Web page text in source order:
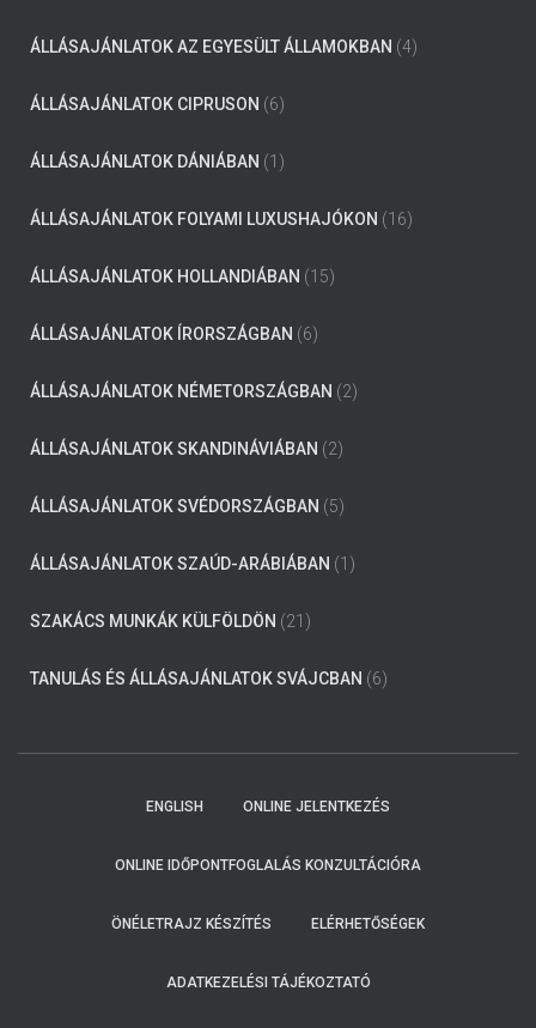
ÁLLÁSAJÁNLATOK AZ EGYESÜLT ÁLLAMOKBAN (4)
ÁLLÁSAJÁNLATOK CIPRUSON (6)
ÁLLÁSAJÁNLATOK DÁNIÁBAN (1)
ÁLLÁSAJÁNLATOK FOLYAMI LUXUSHAJÓKON (16)
ÁLLÁSAJÁNLATOK HOLLANDIÁBAN (15)
ÁLLÁSAJÁNLATOK ÍRORSZÁGBAN (6)
ÁLLÁSAJÁNLATOK NÉMETORSZÁGBAN (2)
ÁLLÁSAJÁNLATOK SKANDINÁVIÁBAN (2)
ÁLLÁSAJÁNLATOK SVÉDORSZÁGBAN (5)
ÁLLÁSAJÁNLATOK SZAÚD-ARÁBIÁBAN (1)
SZAKÁCS MUNKÁK KÜLFÖLDÖN (21)
TANULÁS ÉS ÁLLÁSAJÁNLATOK SVÁJCBAN (6)
ENGLISH ONLINE JELENTKEZÉS
ONLINE IDŐPONTFOGLALÁS KONZULTÁCIÓRA
ÖNÉLETRAJZ KÉSZÍTÉS ELÉRHETŐSÉGEK
ADATKEZELÉSI TÁJÉKOZTATÓ